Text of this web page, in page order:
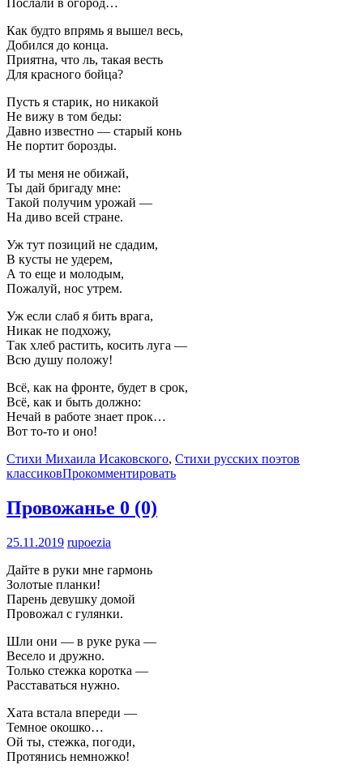
Как будто впрямь я вышел весь,
Добился до конца.
Приятна, что ль, такая весть
Для красного бойца?
Пусть я старик, но никакой
Не вижу в том беды:
Давно известно — старый конь
Не портит борозды.
И ты меня не обижай,
Ты дай бригаду мне:
Такой получим урожай —
На диво всей стране.
Уж тут позиций не сдадим,
В кусты не удерем,
А то еще и молодым,
Пожалуй, нос утрем.
Уж если слаб я бить врага,
Никак не подхожу,
Так хлеб растить, косить луга —
Всю душу положу!
Всё, как на фронте, будет в срок,
Всё, как и быть должно:
Нечай в работе знает прок…
Вот то-то и оно!
Стихи Михаила Исаковского, Стихи русских поэтов
классиковПрокомментировать
Провожанье 0 (0)
25.11.2019 rupoezia
Дайте в руки мне гармонь
Золотые планки!
Парень девушку домой
Провожал с гулянки.
Шли они — в руке рука —
Весело и дружно.
Только стежка коротка —
Расставаться нужно.
Хата встала впереди —
Темное окошко…
Ой ты, стежка, погоди,
Протянись немножко!